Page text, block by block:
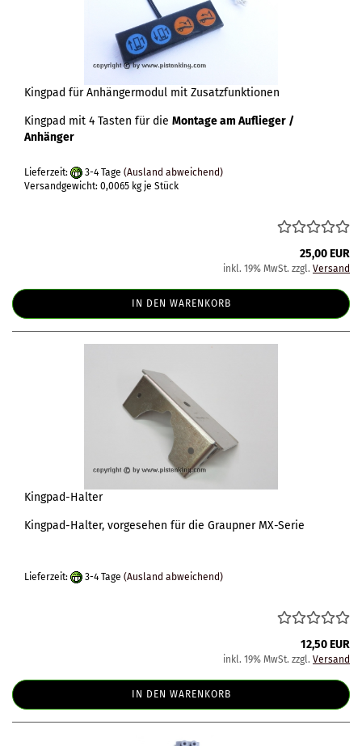
Kingpad für Anhängermodul mit Zusatzfunktionen
Kingpad mit 4 Tasten für die Montage am Auflieger /
Anhänger
Lieferzeit: 3-4 Tage (Ausland abweichend)
Versandgewicht: 0,0065 kg je Stück
25,00 EUR
inkl. 19% MwSt. zzgl. Versand
IN DEN WARENKORB
Kingpad-Halter
Kingpad-Halter, vorgesehen für die Graupner MX-Serie
Lieferzeit: 3-4 Tage (Ausland abweichend)
12,50 EUR
inkl. 19% MwSt. zzgl. Versand
IN DEN WARENKORB